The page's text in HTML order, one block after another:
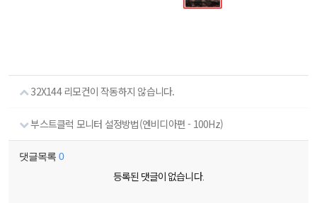
32X144 리모컨이 작동하지 않습니다.
부스트클럭 모니터 설정방법(엔비디아편 - 100Hz)
댓글목록 0
등록된 댓글이 없습니다.